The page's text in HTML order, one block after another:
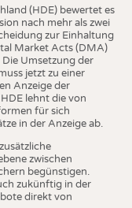
(HDE) bewertet es
nach mehr als zwei
zur Einhaltung
Market Acts (DMA)
Umsetzung der
jetzt zu einer
Anzeige der
lehnt die von
für sich
in der Anzeige ab.
zwischen
begünstigen.
zukünftig in der
direkt von